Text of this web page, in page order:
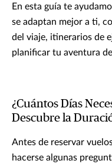
En esta guía te
se adaptan mejor a ti,
del viaje, itinerarios de
planificar tu aventura
¿Cuántos Días
Descubre la
Antes de reservar
hacerse algunas